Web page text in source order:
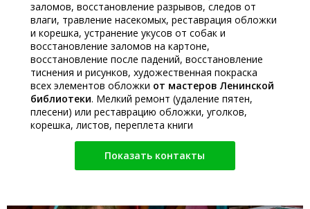
заломов, восстановление разрывов, следов от
влаги, травление насекомых, реставрация обложки
и корешка, устранение укусов от собак и
восстановление заломов на картоне,
восстановление после падений, восстановление
тиснения и рисунков, художественная покраска
всех элементов обложки от мастеров Ленинской
библиотеки. Мелкий ремонт (удаление пятен,
плесени) или реставрацию обложки, уголков,
корешка, листов, переплета книги
Показать контакты